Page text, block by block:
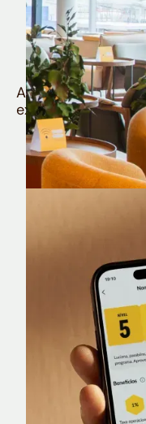
Quem
Aproveite todos
exclusivas da sua
Nomad Lounge
Sala VIP no